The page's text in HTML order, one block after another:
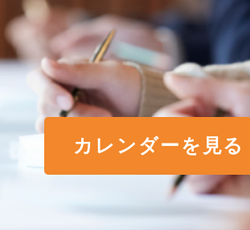
カレンダーを見る